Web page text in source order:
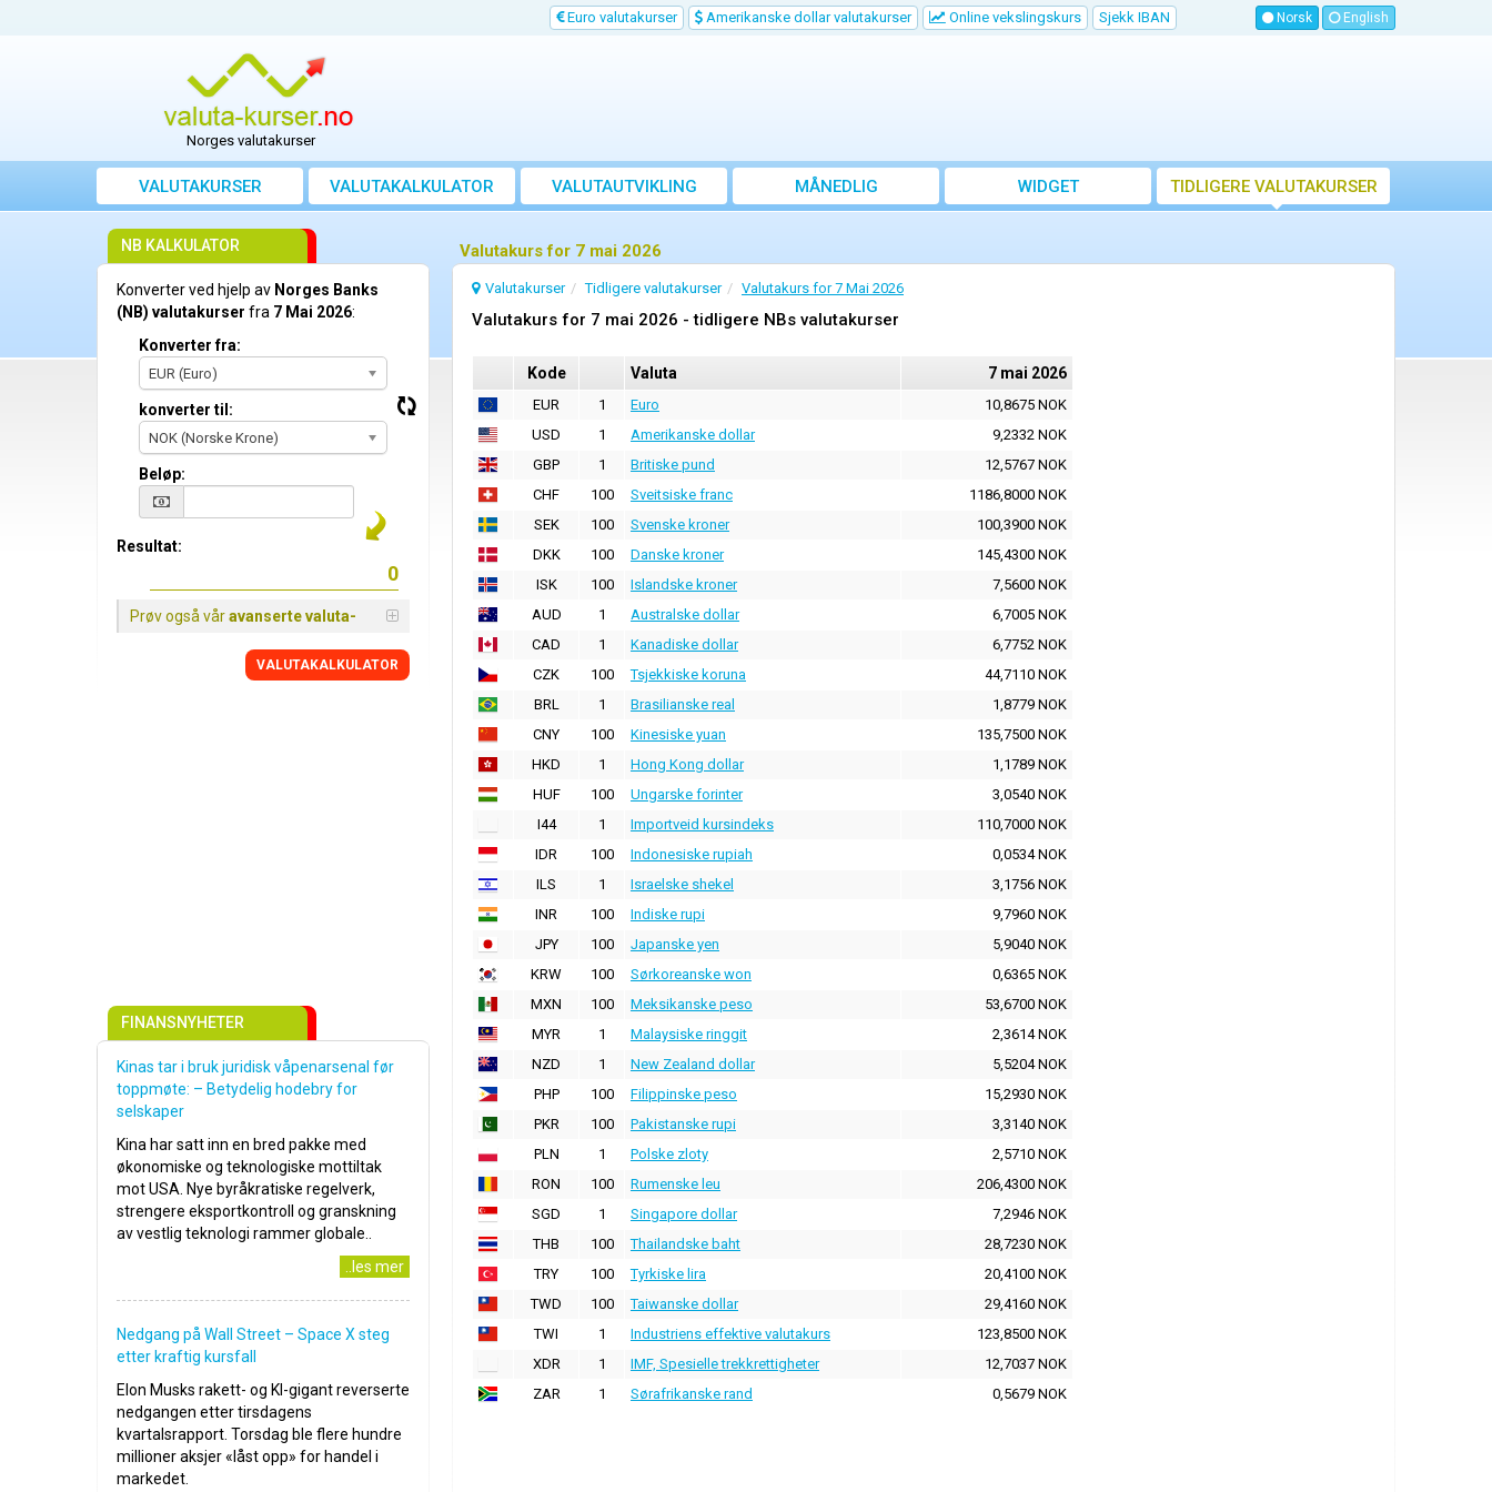
Euro valutakurser Amerikanske dollar valutakurser Online vekslingskurs Sjekk IBAN Norsk English
Norges valutakurser
VALUTAKURSER VALUTAKALKULATOR VALUTAUTVIKLING
MÅNEDLIG
GJENNOMSNITTSKURS
WIDGET TIDLIGERE VALUTAKURSER
Valutakurs for 7 mai 2026
Valutakurser Tidligere valutakurser Valutakurs for 7 Mai 2026
Valutakurs for 7 mai 2026 - tidligere NBs valutakurser
Kode Valuta 7 mai 2026
EUR 1 Euro
10,8675 NOK
USD
1 Amerikanske dollar
9,2332 NOK
GBP
1 Britiske pund
12,5767 NOK
CHF
100 Sveitsiske franc
1186,8000 NOK
SEK
100 Svenske kroner
100,3900 NOK
DKK
100 Danske kroner
145,4300 NOK
ISK
100 Islandske kroner
7,5600 NOK
AUD
1 Australske dollar
6,7005 NOK
CAD
1 Kanadiske dollar
6,7752 NOK
CZK
100 Tsjekkiske koruna
44,7110 NOK
BRL
1 Brasilianske real
1,8779 NOK
CNY
100 Kinesiske yuan
135,7500 NOK
HKD
1 Hong Kong dollar
1,1789 NOK
HUF
100 Ungarske forinter
3,0540 NOK
I44
1 Importveid kursindeks
110,7000 NOK
IDR
100 Indonesiske rupiah
0,0534 NOK
ILS
1 Israelske shekel
3,1756 NOK
INR
100 Indiske rupi
9,7960 NOK
JPY
100 Japanske yen
5,9040 NOK
KRW
100 Sørkoreanske won
0,6365 NOK
MXN
100 Meksikanske peso
53,6700 NOK
MYR
1 Malaysiske ringgit
2,3614 NOK
NZD
1 New Zealand dollar
5,5204 NOK
PHP
100 Filippinske peso
15,2930 NOK
PKR
100 Pakistanske rupi
3,3140 NOK
PLN
1 Polske zloty
2,5710 NOK
RON
100 Rumenske leu
206,4300 NOK
SGD
1 Singapore dollar
7,2946 NOK
THB
100 Thailandske baht
28,7230 NOK
TRY
100 Tyrkiske lira
20,4100 NOK
TWD
100 Taiwanske dollar
29,4160 NOK
TWI
1 Industriens effektive valutakurs
123,8500 NOK
XDR
1 IMF, Spesielle trekkrettigheter
12,7037 NOK
ZAR
1 Sørafrikanske rand 0,5679 NOK
NB KALKULATOR
Konverter ved hjelp av Norges Banks
(NB) valutakurser fra 7 Mai 2026:
Konverter fra:
EUR (Euro)
konverter til:
NOK (Norske Krone)
Beløp:
Resultat:
Prøv også våravanserte valuta-
VALUTAKALKULATOR
FINANSNYHETER
Kinas tar i bruk juridisk våpenarsenal før
toppmøte: – Betydelig hodebry for
selskaper
Kina har satt inn en bred pakke med
økonomiske og teknologiske mottiltak
mot USA. Nye byråkratiske regelverk,
strengere eksportkontroll og granskning
av vestlig teknologi rammer globale..
..les mer
Nedgang på Wall Street – Space X steg
etter kraftig kursfall
Elon Musks rakett- og KI-gigant reverserte
nedgangen etter tirsdagens
kvartalsrapport. Torsdag ble flere hundre
millioner aksjer «låst opp» for handel i
markedet.